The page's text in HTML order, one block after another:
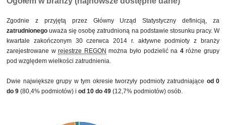
Zgodnie z przyjętą przez Główny Urząd Statystyczny definicją, za
zatrudnionego uważa się osobę zatrudnioną na podstawie stosunku pracy. W
kwartale zakończonym 30 czerwca 2014 r. aktywne podmioty z branży
zarejestrowane wrejestrze REGON można było podzielić na 4różne grupy
pod względem wielkości zatrudnienia.
Dwie największe grupy w tym okresie tworzyły podmioty zatrudniające od 0
do 9 (80,4% podmiotów) i od 10 do 49 (12,7% podmiotów) osób.